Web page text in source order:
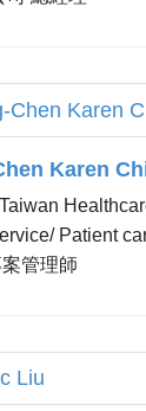
Karen
Patient
管理師